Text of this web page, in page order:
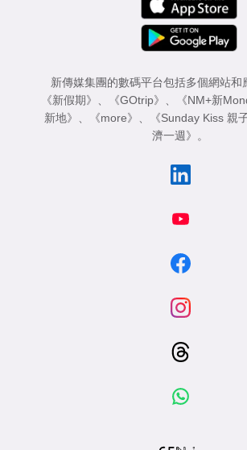
新傳媒集團的數碼平台包括多個網站和
《新假期》 、 《GOtrip》 、 《NM+新
新地》 、 《more》 、 《Sunday Kiss 親
濟一週》 。